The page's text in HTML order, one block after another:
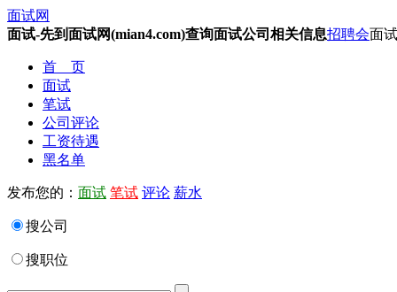
面试网
面试-先到面试网(mian4.com)查询面试公司相关信息招聘会面
首 页
面试
笔试
公司评论
工资待遇
黑名单
发布您的： 面试 笔试 评论 薪水
搜公司
搜职位